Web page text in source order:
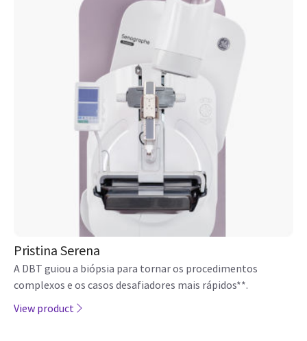
Pristina Serena
A DBT guiou a biópsia para tornar os procedimentos
complexos e os casos desafiadores mais rápidos**.
View product